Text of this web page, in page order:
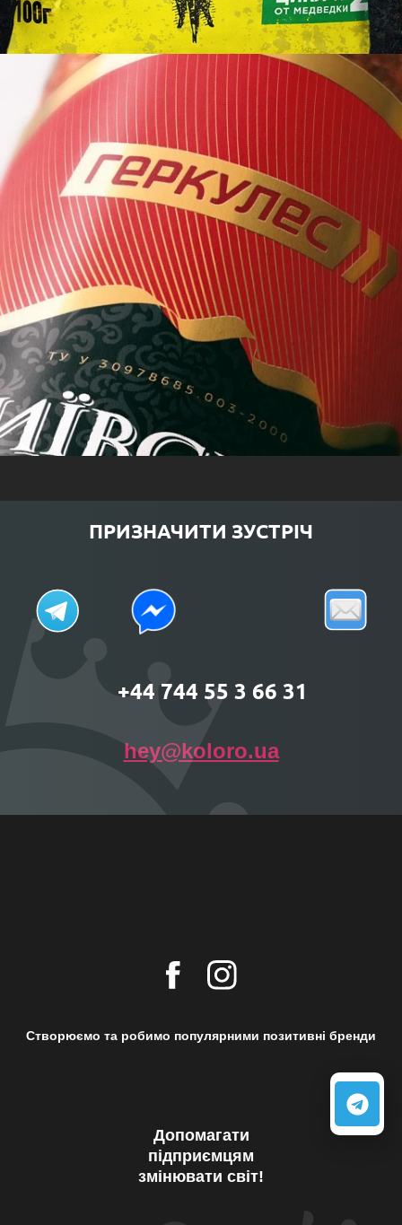
ПРИЗНАЧИТИ ЗУСТРІЧ
+44 744 55 3 66 31
hey@koloro.ua
Створюємо та робимо популярними позитивні бренди
Допомагати
підприємцям
змінювати світ!